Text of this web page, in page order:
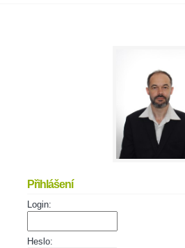
Přihlášení
Login:
Heslo: